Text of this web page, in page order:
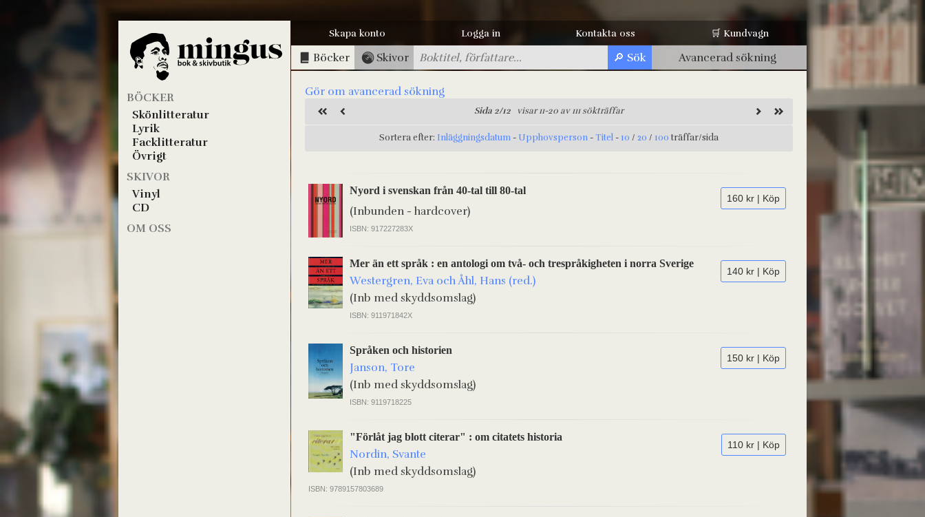
BÖCKER
Skönlitteratur
Lyrik
Facklitteratur
Övrigt
SKIVOR
Vinyl
CD
OM OSS
Skapa konto Logga in Kontakta oss 🛒 Kundvagn
Böcker Skivor Avancerad sökning
Gör om avancerad sökning
Sida 2/12 visar 11-20 av 111 sökträffar
Sortera efter: Inläggningsdatum - Upphovsperson -Titel - 10 / 20 / 100 träffar/sida
160 kr | Köp
Nyord i svenskan från 40-tal till 80-tal
(Inbunden - hardcover)
ISBN: 917227283X
140 kr | Köp
Mer än ett språk : en antologi om två- och trespråkigheten i norra Sverige
Westergren, Eva och Åhl, Hans (red.)
(Inb med skyddsomslag)
ISBN: 911971842X
150 kr | Köp
Språken och historien
Janson, Tore
(Inb med skyddsomslag)
ISBN: 9119718225
110 kr | Köp
"Förlåt jag blott citerar" : om citatets historia
Nordin, Svante
(Inb med skyddsomslag)
ISBN: 9789157803689